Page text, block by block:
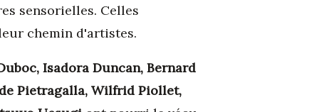
sensorielles. Celles
chemin d'artistes.
Isadora Duncan, Bernard
Pietragalla, Wilfrid Piollet,